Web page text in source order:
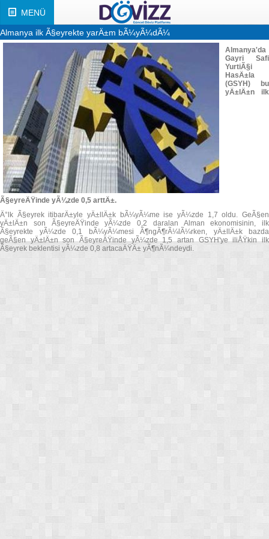
MENÜ
Almanya ilk Ã§eyrekte yarÄ±m bÃ¼yÃ¼dÃ¼
Almanya'da
Gayri Safi
YurtiÃ§i
HasÄ±la
(GSYH) bu
yÄ±lÄ±n ilk
Ã§eyreÄŸinde yÃ¼zde 0,5 arttÄ±.
Ä°lk Ã§eyrek itibarÄ±yle yÄ±llÄ±k bÃ¼yÃ¼me ise yÃ¼zde 1,7 oldu. GeÃ§en
yÄ±lÄ±n son Ã§eyreÄŸinde yÃ¼zde 0,2 daralan Alman ekonomisinin, ilk
Ã§eyrekte yÃ¼zde 0,1 bÃ¼yÃ¼mesi Ã¶ngÃ¶rÃ¼lÃ¼rken, yÄ±llÄ±k bazda
geÃ§en yÄ±lÄ±n son Ã§eyreÄŸinde yÃ¼zde 1,5 artan GSYH'ye iliÅŸkin ilk
Ã§eyrek beklentisi yÃ¼zde 0,8 artacaÄŸÄ± yÃ¶nÃ¼ndeydi.